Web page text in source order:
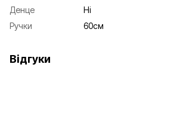
Денце
Ні
Ручки
60см
Відгуки